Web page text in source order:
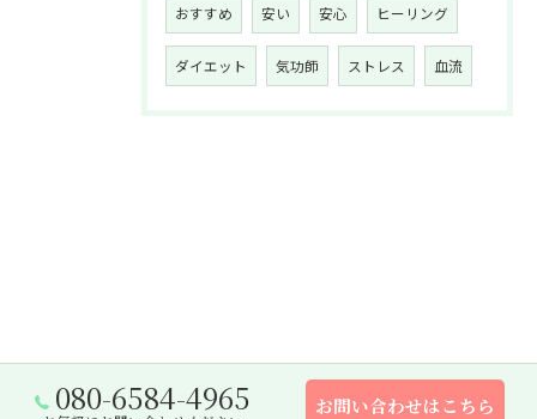
おすすめ 安い 安心 ヒーリング
ダイエット 気功師 ストレス 血流
080-6584-4965 お問い合わせはこちら